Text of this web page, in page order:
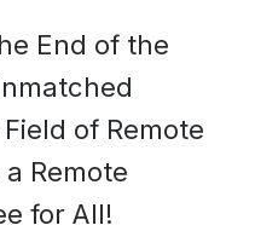
End of the
of Remote
Remote
for All!